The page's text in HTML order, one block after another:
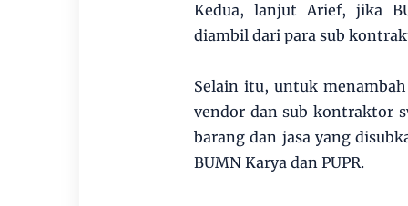
Kedua, lanjut Arief, jika
diambil dari para sub
Selain itu, untuk
vendor dan sub kontraktor
barang dan jasa yang
BUMN Karya dan PUPR.